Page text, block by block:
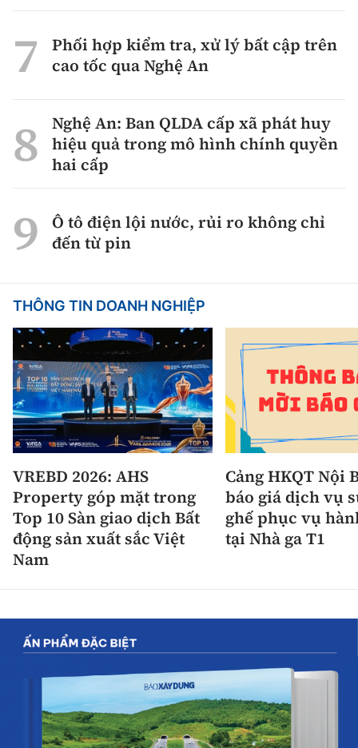
Phối hợp kiểm tra, xử lý bất cập trên
cao tốc qua Nghệ An
Nghệ An: Ban QLDA cấp xã phát huy
hiệu quả trong mô hình chính quyền
hai cấp
Ô tô điện lội nước, rủi ro không chỉ
đến từ pin
THÔNG TIN DOANH NGHIỆP
VREBD 2026: AHS
Property góp mặt trong
Top 10 Sàn giao dịch Bất
động sản xuất sắc Việt
Nam
Cảng HKQT Nội
báo giá dịch vụ
ghế phục vụ
tại Nhà ga T1